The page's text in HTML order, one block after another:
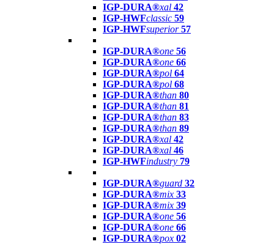
IGP-DURA®xal 42
IGP-HWFclassic 59
IGP-HWFsuperior 57
IGP-DURA®one 56
IGP-DURA®one 66
IGP-DURA®pol 64
IGP-DURA®pol 68
IGP-DURA®than 80
IGP-DURA®than 81
IGP-DURA®than 83
IGP-DURA®than 89
IGP-DURA®xal 42
IGP-DURA®xal 46
IGP-HWFindustry 79
IGP-DURA®guard 32
IGP-DURA®mix 33
IGP-DURA®mix 39
IGP-DURA®one 56
IGP-DURA®one 66
IGP-DURA®pox 02